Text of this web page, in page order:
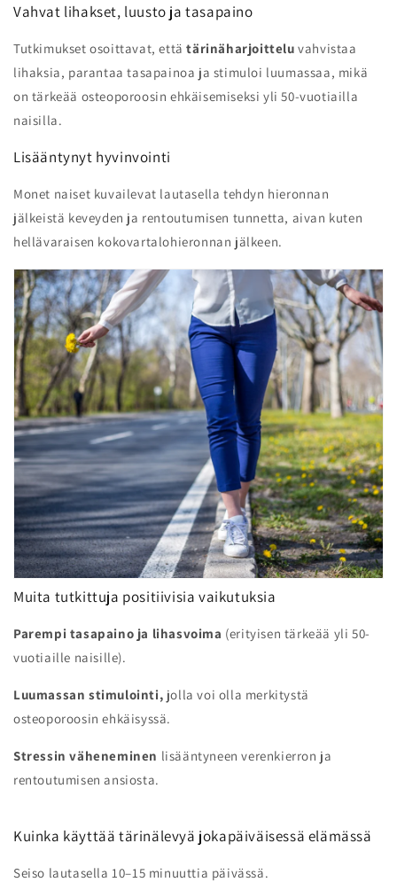
Vahvat lihakset, luusto ja tasapaino
Tutkimukset osoittavat, ettätärinäharjoittelu vahvistaa
lihaksia, parantaa tasapainoa ja stimuloi luumassaa, mikä
on tärkeää osteoporoosin ehkäisemiseksi yli 50-vuotiailla
naisilla.
Lisääntynyt hyvinvointi
Monet naiset kuvailevat lautasella tehdyn hieronnan
jälkeistä keveyden ja rentoutumisen tunnetta, aivan kuten
hellävaraisen kokovartalohieronnan jälkeen.
Muita tutkittuja positiivisia vaikutuksia
Parempi tasapaino ja lihasvoima (erityisen tärkeää yli 50-
vuotiaille naisille).
Luumassan stimulointi, jolla voi olla merkitystä
osteoporoosin ehkäisyssä.
Stressin väheneminen lisääntyneen verenkierron ja
rentoutumisen ansiosta.
Kuinka käyttää tärinälevyä jokapäiväisessä elämässä
Seiso lautasella 10–15 minuuttia päivässä.